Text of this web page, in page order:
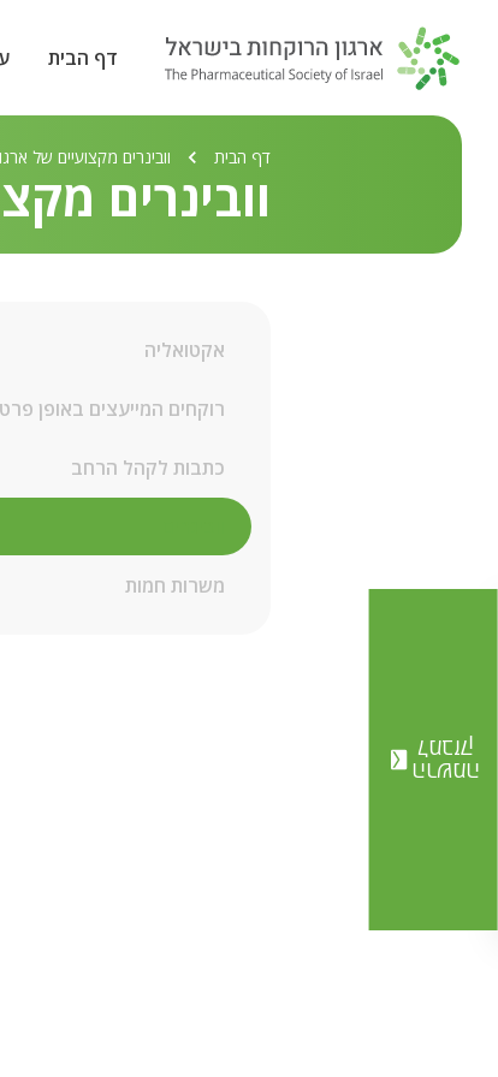
דף הבית
דף הבית וובינרים מקצועיים של
וובינרים
אקטואליה
רוקחים המייעצים באופן
כתבות לקהל הרחב
משרות חמות
הרשמה
למבזק